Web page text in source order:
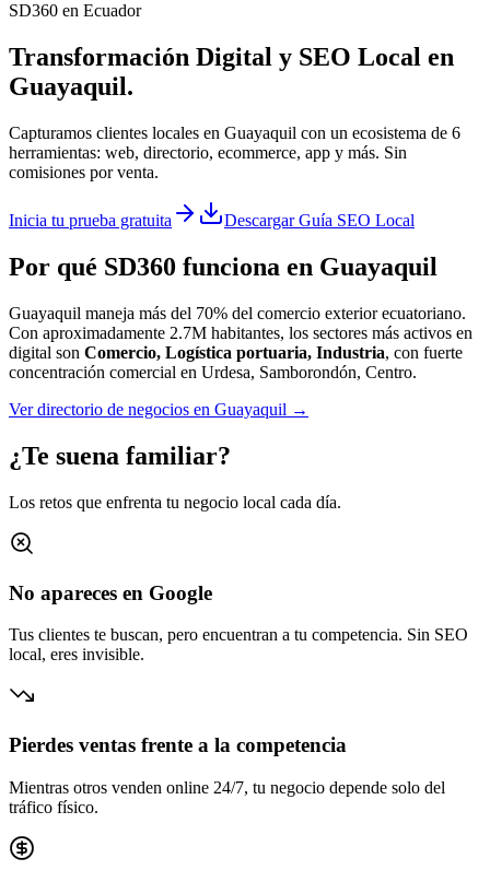
SD360 en Ecuador
Transformación Digital y SEO Local en
Guayaquil.
Capturamos clientes locales en Guayaquil con un ecosistema de 6
herramientas: web, directorio, ecommerce, app y más. Sin
comisiones por venta.
Inicia tu prueba gratuita Descargar Guía SEO Local
Por qué SD360 funciona en Guayaquil
Guayaquil maneja más del 70% del comercio exterior ecuatoriano.
Con aproximadamente 2.7M habitantes, los sectores más activos en
digital son Comercio, Logística portuaria, Industria, con fuerte
concentración comercial en Urdesa, Samborondón, Centro.
Ver directorio de negocios en Guayaquil →
¿Te suena familiar?
Los retos que enfrenta tu negocio local cada día.
No apareces en Google
Tus clientes te buscan, pero encuentran a tu competencia. Sin SEO
local, eres invisible.
Pierdes ventas frente a la competencia
Mientras otros venden online 24/7, tu negocio depende solo del
tráfico físico.